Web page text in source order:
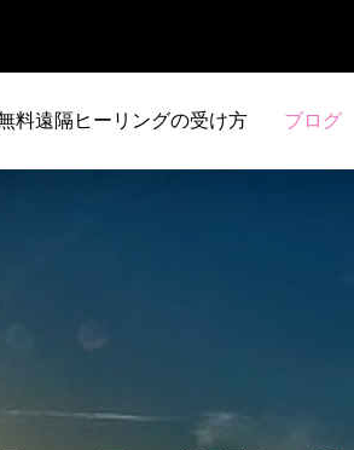
料遠隔ヒーリングの受け方 ブログ